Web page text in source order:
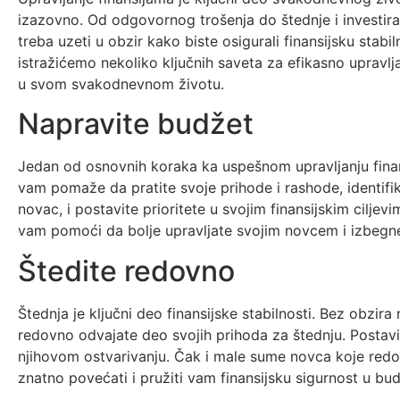
izazovno. Od odgovornog trošenja do štednje i
treba uzeti u obzir kako biste osigurali finansijsku
istražićemo nekoliko ključnih saveta za efikasno
u svom svakodnevnom životu.
Napravite budžet
Jedan od osnovnih koraka ka uspešnom upravljanju
vam pomaže da pratite svoje prihode i rashode,
novac, i postavite prioritete u svojim finansijskim
vam pomoći da bolje upravljate svojim novcem i
Štedite redovno
Štednja je ključni deo finansijske stabilnosti. Bez
redovno odvajate deo svojih prihoda za štednju.
njihovom ostvarivanju. Čak i male sume novca koje
znatno povećati i pružiti vam finansijsku sigurnost u